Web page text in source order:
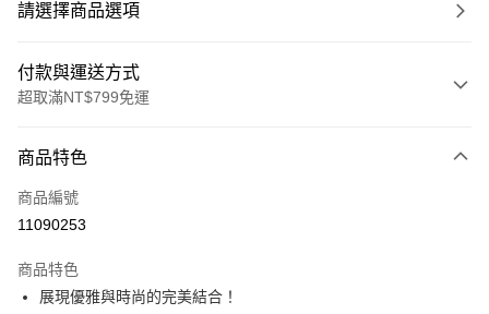
請選擇商品選項
付款與運送方式
超取滿NT$799免運
信用卡一次付款
超商取貨付款
Apple Pay
商品特色
商品編號
11090253
商品特色
展現優雅與時尚的完美結合！